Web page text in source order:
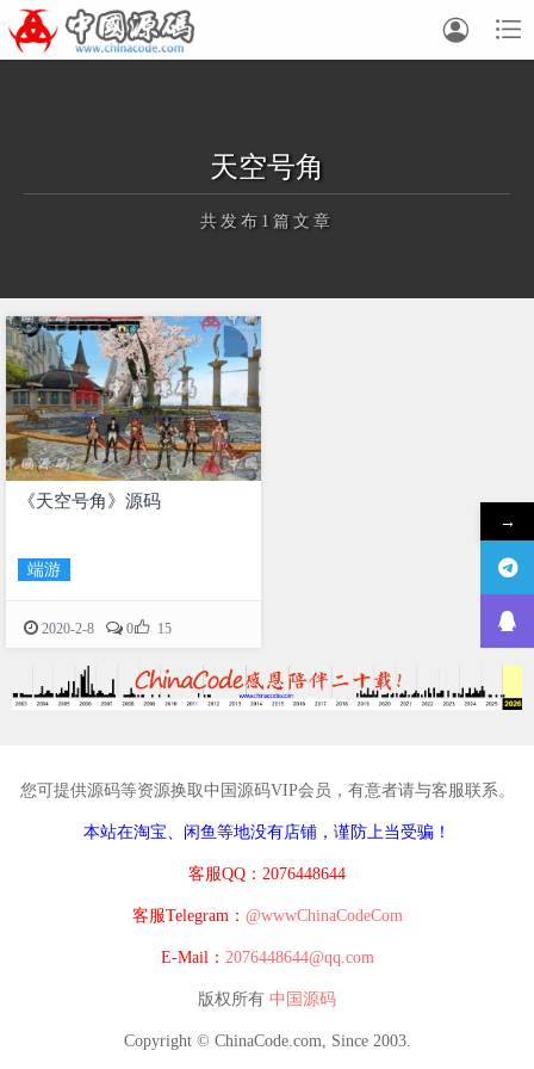


天空号角
共发布1篇文章
正在为您加载新内容
《天空号角》源码
端游
2020-2-8 0 15
您可提供源码等资源换取中国源码VIP会员，有意者请与客服联系。
本站在淘宝、闲鱼等地没有店铺，谨防上当受骗！
客服QQ：2076448644
客服Telegram： @wwwChinaCodeCom
E-Mail： 2076448644@qq.com
版权所有 中国源码
Copyright © ChinaCode.com, Since 2003.
→